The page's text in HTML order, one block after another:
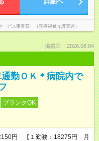
ビス事業部 （医療福祉介護関連）
掲載日：2026.08.04
勤ＯＫ＊病院内で
ブランクOK
円 【１勤務：18275円 月